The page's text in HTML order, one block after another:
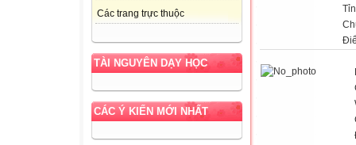
Các trang trực thuộc
TÀI NGUYÊN DẠY HỌC
CÁC Ý KIẾN MỚI NHẤT